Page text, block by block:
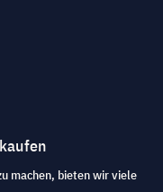
machen, bieten wir viele